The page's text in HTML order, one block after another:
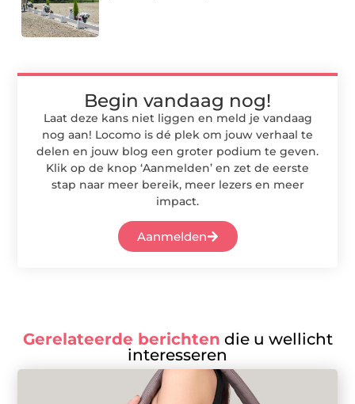
Begin vandaag nog!
Laat deze kans niet liggen en meld je vandaag
nog aan! Locomo is dé plek om jouw verhaal te
delen en jouw blog een groter podium te geven.
Klik op de knop ‘Aanmelden’ en zet de eerste
stap naar meer bereik, meer lezers en meer
impact.
Aanmelden
Gerelateerde berichten die u wellicht
interesseren